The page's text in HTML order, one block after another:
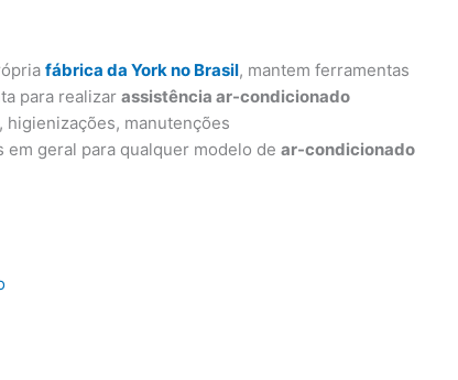
fábrica da York no Brasil, mantem ferramentas
para realizar assistência ar-condicionado
manutenções
geral para qualquer modelo de ar-condicionado